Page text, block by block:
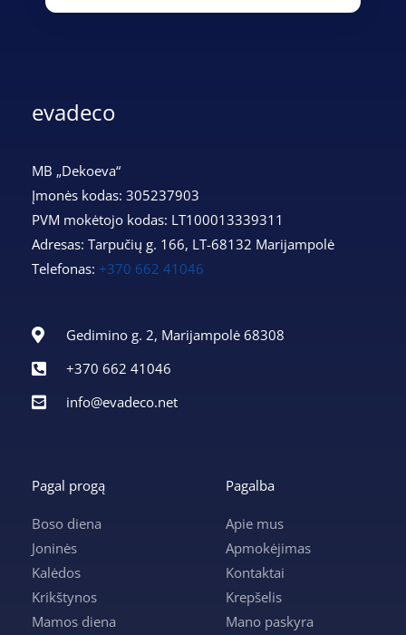
evadeco
MB „Dekoeva“
Įmonės kodas: 305237903
PVM mokėtojo kodas: LT100013339311
Adresas: Tarpučių g. 166, LT-68132 Marijampolė
Telefonas: +370 662 41046
Gedimino g. 2, Marijampolė 68308
+370 662 41046
info@evadeco.net
Pagal progą
Boso diena
Joninės
Kalėdos
Krikštynos
Mamos diena
Pagalba
Apie mus
Apmokėjimas
Kontaktai
Krepšelis
Mano paskyra